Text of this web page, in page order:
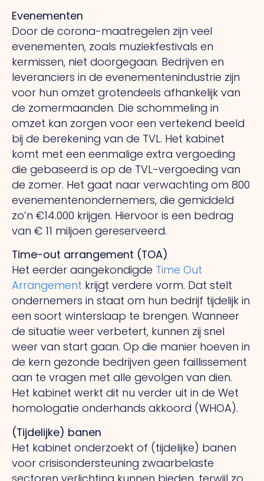
Evenementen
Door de corona-maatregelen zijn veel
evenementen, zoals muziekfestivals en
kermissen, niet doorgegaan. Bedrijven en
leveranciers in de evenementenindustrie zijn
voor hun omzet grotendeels afhankelijk van
de zomermaanden. Die schommeling in
omzet kan zorgen voor een vertekend beeld
bij de berekening van de TVL. Het kabinet
komt met een eenmalige extra vergoeding
die gebaseerd is op de TVL-vergoeding van
de zomer. Het gaat naar verwachting om 800
evenementenondernemers, die gemiddeld
zo’n €14.000 krijgen. Hiervoor is een bedrag
van € 11 miljoen gereserveerd.
Time-out arrangement (TOA)
Het eerder aangekondigde Time Out
Arrangement krijgt verdere vorm. Dat stelt
ondernemers in staat om hun bedrijf tijdelijk in
een soort winterslaap te brengen. Wanneer
de situatie weer verbetert, kunnen zij snel
weer van start gaan. Op die manier hoeven in
de kern gezonde bedrijven geen faillissement
aan te vragen met alle gevolgen van dien.
Het kabinet werkt dit nu verder uit in de Wet
homologatie onderhands akkoord (WHOA).
(Tijdelijke) banen
Het kabinet onderzoekt of (tijdelijke) banen
voor crisisondersteuning zwaarbelaste